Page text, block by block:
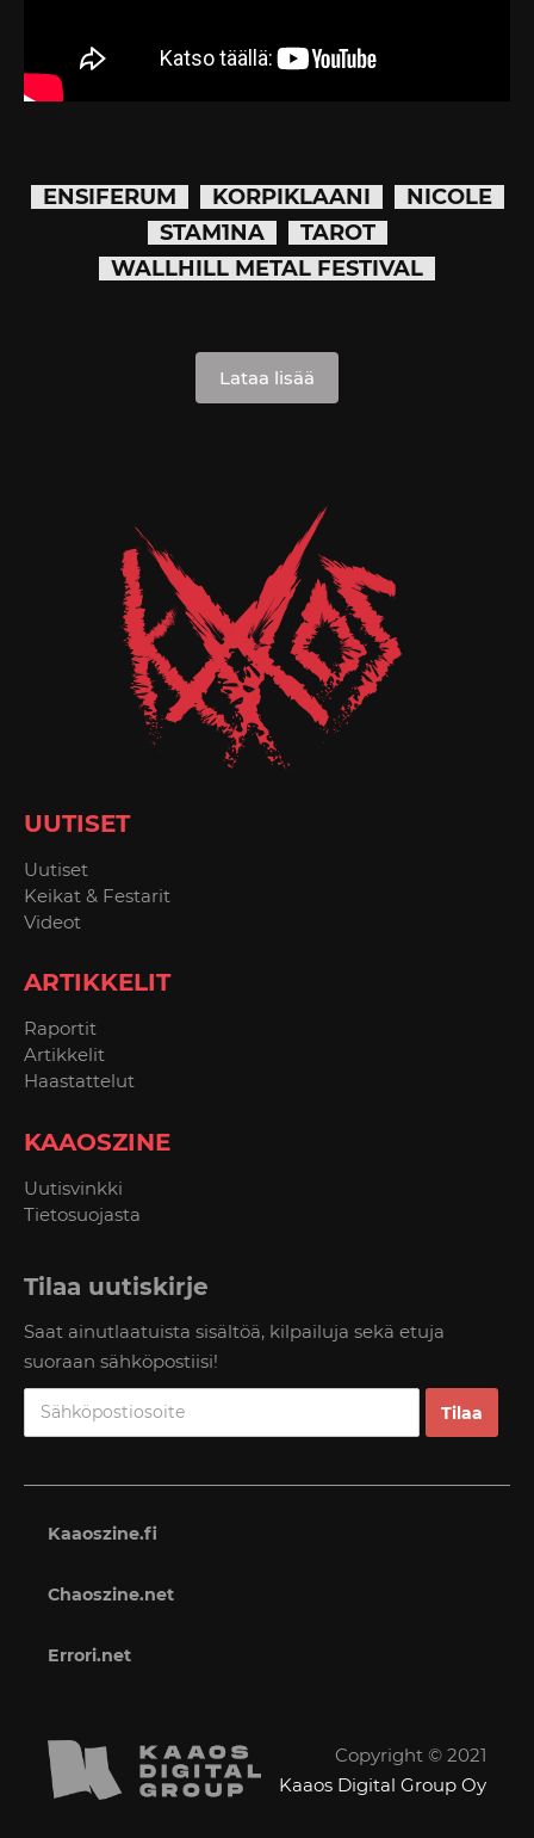
ENSIFERUM KORPIKLAANI
NICOLE
STAM1NA
TAROT
WALLHILL METAL FESTIVAL
Lataa lisää
UUTISET
Uutiset
Keikat & Festarit
Videot
ARTIKKELIT
Raportit
Artikkelit
Haastattelut
KAAOSZINE
Uutisvinkki
Tietosuojasta
Tilaa uutiskirje
Saat ainutlaatuista sisältöä, kilpailuja sekä etuja
suoraan sähköpostiisi!
Kaaoszine.fi
Chaoszine.net
Errori.net
Copyright © 2021
Kaaos Digital Group Oy